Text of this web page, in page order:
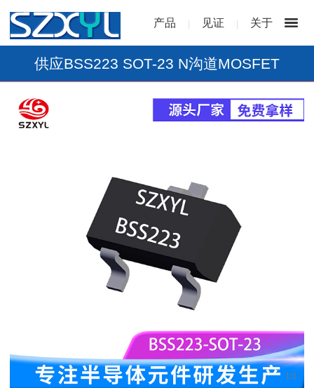
产品 | 见证 | 关于
供应BSS223 SOT-23 N沟道MOSFET
1 /1